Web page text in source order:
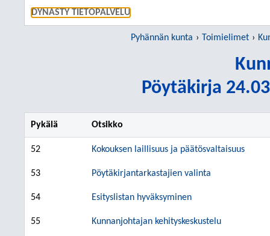
DYNASTY TIETOPALVELU
Pyhännän kunta Toimielimet
Pöytäkirja
Pykälä Otsikko
52 Kokouksen laillisuus ja päätösvaltaisuus
53 Pöytäkirjantarkastajien valinta
54 Esityslistan hyväksyminen
55 Kunnanjohtajan kehityskeskustelu